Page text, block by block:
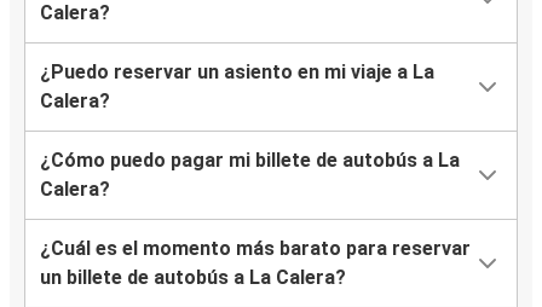
Calera?
¿Puedo reservar un asiento en mi viaje a La
Calera?
¿Cómo puedo pagar mi billete de autobús a La
Calera?
¿Cuál es el momento más barato para reservar
un billete de autobús a La Calera?